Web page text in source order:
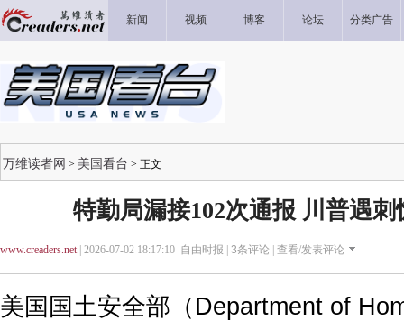
新闻 视频 博客 论坛 分类广告
万维读者网 > 美国看台 > 正文
特勤局漏接102次通报 川普遇
www.creaders.net| 2026-07-02 18:17:10 自由时报 | 3条评论 | 查看/发表评论
美国国土安全部（Department of